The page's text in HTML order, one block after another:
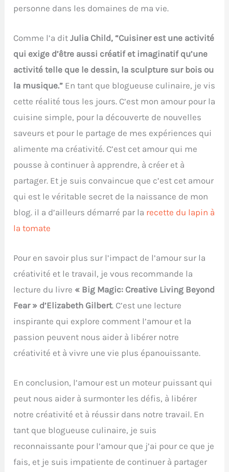
personne dans les domaines de ma vie.
Comme l’a ditJulia Child, “Cuisiner est une activité
qui exige d’être aussi créatif et imaginatif qu’une
activité telle que le dessin, la sculpture sur bois ou
la musique.” En tant que blogueuse culinaire, je vis
cette réalité tous les jours. C’est mon amour pour la
cuisine simple, pour la découverte de nouvelles
saveurs et pour le partage de mes expériences qui
alimente ma créativité. C’est cet amour qui me
pousse à continuer à apprendre, à créer et à
partager. Et je suis convaincue que c’est cet amour
qui est le véritable secret de la naissance de mon
blog. il a d’ailleurs démarré par la recette du lapin à
la tomate
Pour en savoir plus sur l’impact de l’amour sur la
créativité et le travail, je vous recommande la
lecture du livre « Big Magic: Creative Living Beyond
Fear » d’Elizabeth Gilbert. C’est une lecture
inspirante qui explore comment l’amour et la
passion peuvent nous aider à libérer notre
créativité et à vivre une vie plus épanouissante.
En conclusion, l’amour est un moteur puissant qui
peut nous aider à surmonter les défis, à libérer
notre créativité et à réussir dans notre travail. En
tant que blogueuse culinaire, je suis
reconnaissante pour l’amour que j’ai pour ce que je
fais, et je suis impatiente de continuer à partager